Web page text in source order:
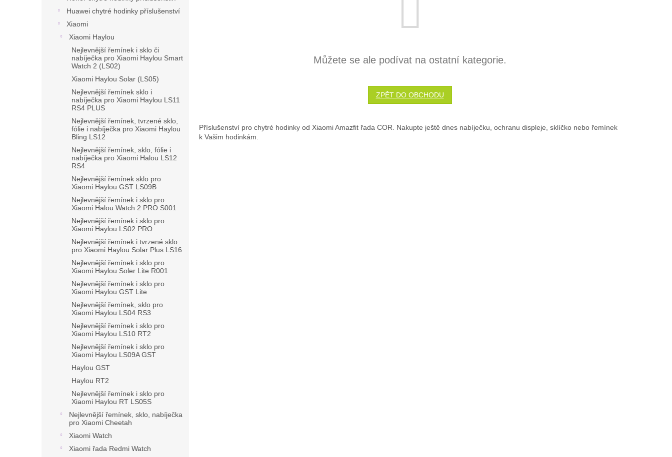
Huawei chytré hodinky příslušenství
Xiaomi
Xiaomi Haylou
Nejlevnější řemínek i sklo či
nabíječka pro Xiaomi Haylou Smart
Watch 2 (LS02)
Xiaomi Haylou Solar (LS05)
Nejlevnější řemínek sklo i
nabíječka pro Xiaomi Haylou LS11
RS4 PLUS
Nejlevnější řemínek, tvrzené sklo,
fólie i nabíječka pro Xiaomi Haylou
Bling LS12
Nejlevnější řemínek, sklo, fólie i
nabíječka pro Xiaomi Halou LS12
RS4
Nejlevnější řemínek sklo pro
Xiaomi Haylou GST LS09B
Nejlevnější řemínek i sklo pro
Xiaomi Halou Watch 2 PRO S001
Nejlevnější řemínek i sklo pro
Xiaomi Haylou LS02 PRO
Nejlevnější řemínek i tvrzené sklo
pro Xiaomi Haylou Solar Plus LS16
Nejlevnější řemínek i sklo pro
Xiaomi Haylou Soler Lite R001
Nejlevnější řemínek i sklo pro
Xiaomi Haylou GST Lite
Nejlevnější řemínek, sklo pro
Xiaomi Haylou LS04 RS3
Nejlevnější řemínek i sklo pro
Xiaomi Haylou LS10 RT2
Nejlevnější řemínek i sklo pro
Xiaomi Haylou LS09A GST
Haylou GST
Haylou RT2
Nejlevnější řemínek i sklo pro
Xiaomi Haylou RT LS05S
Nejlevnější řemínek, sklo, nabíječka
pro Xiaomi Cheetah
Xiaomi Watch
Xiaomi řada Redmi Watch
Můžete se ale podívat na ostatní kategorie.
ZPĚT DO OBCHODU
Příslušenství pro chytré hodinky od Xiaomi Amazfit řada COR. Nakupte ještě dnes nabíječku, ochranu displeje, sklíčko nebo řemínek
k Vašim hodinkám.